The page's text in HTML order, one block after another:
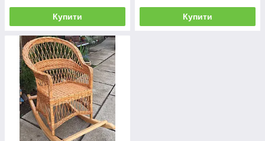
Купити Купити